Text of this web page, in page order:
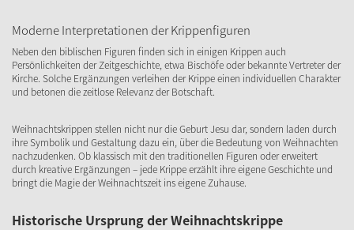
Moderne Interpretationen der Krippenfiguren
Neben den biblischen Figuren finden sich in einigen Krippen auch
Persönlichkeiten der Zeitgeschichte, etwa Bischöfe oder bekannte Vertreter der
Kirche. Solche Ergänzungen verleihen der Krippe einen individuellen Charakter
und betonen die zeitlose Relevanz der Botschaft.
Weihnachtskrippen stellen nicht nur die Geburt Jesu dar, sondern laden durch
ihre Symbolik und Gestaltung dazu ein, über die Bedeutung von Weihnachten
nachzudenken. Ob klassisch mit den traditionellen Figuren oder erweitert
durch kreative Ergänzungen – jede Krippe erzählt ihre eigene Geschichte und
bringt die Magie der Weihnachtszeit ins eigene Zuhause.
Historische Ursprung der Weihnachtskrippe